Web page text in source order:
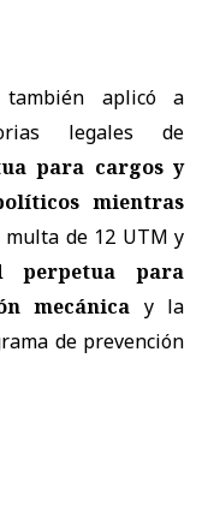
aplicó a
legales de
para cargos y
mientras
multa de 12 UTM y
perpetua para
mecánica y la
de prevención